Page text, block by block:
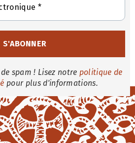
spam ! Lisez notre politique de
pour plus d'informations.